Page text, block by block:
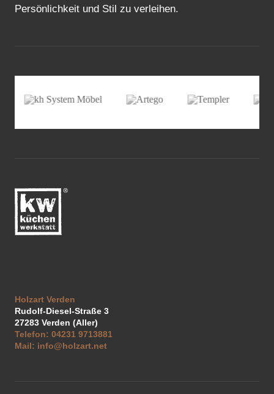
Persönlichkeit und Stil zu verleihen.
Holzart Verden
Rudolf-Diesel-Straße 3
27283 Verden (Aller)
Telefon: 04231 9713881
Mail: info@holzart.net